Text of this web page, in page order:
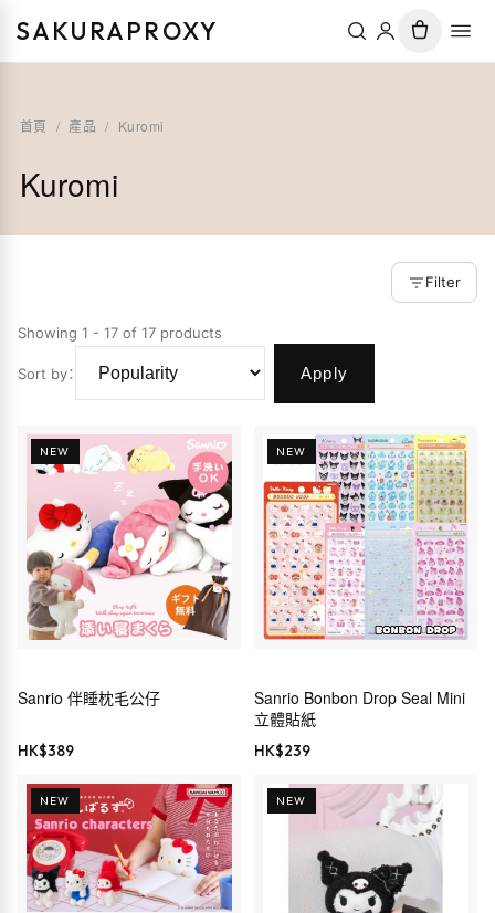
SAKURAPROXY
首頁 / 產品 / Kuromi
Kuromi
Filter
Showing 1 - 17 of 17 products
Sort by： Apply
NEW
Sanrio 伴睡枕毛公仔
HK$389
NEW
Sanrio Bonbon Drop Seal Mini
立體貼紙
HK$239
NEW NEW